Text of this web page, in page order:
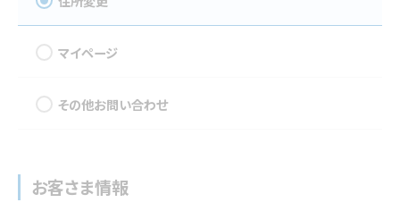
マイページ
その他お問い合わせ
お客さま情報